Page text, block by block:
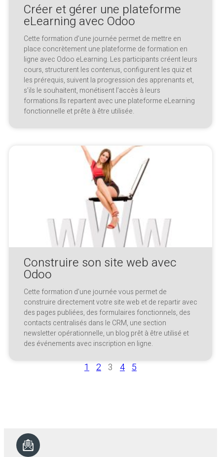
Créer et gérer une plateforme
eLearning avec Odoo
Cette formation d’une journée permet de mettre en
place concrètement une plateforme de formation en
ligne avec Odoo eLearning. Les participants créent leurs
cours, structurent les contenus, configurent les quiz et
les prérequis, suivent la progression des apprenants et,
s’ils le souhaitent, monétisent l’accès à leurs
formations.Ils repartent avec une plateforme eLearning
fonctionnelle et prête à être utilisée.
Construire son site web avec
Odoo
Cette formation d’une journée vous permet de
construire directement votre site web et de repartir avec
des pages publiées, des formulaires fonctionnels, des
contacts centralisés dans le CRM, une section
newsletter opérationnelle, un blog prêt à être utilisé et
des événements avec inscription en ligne.
1 2 3 4 5